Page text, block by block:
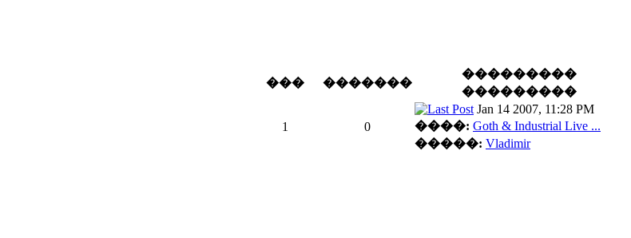
��� �������
���������
���������
1 0
Jan 14 2007, 11:28 PM
����: Goth & Industrial Live ...
�����: Vladimir